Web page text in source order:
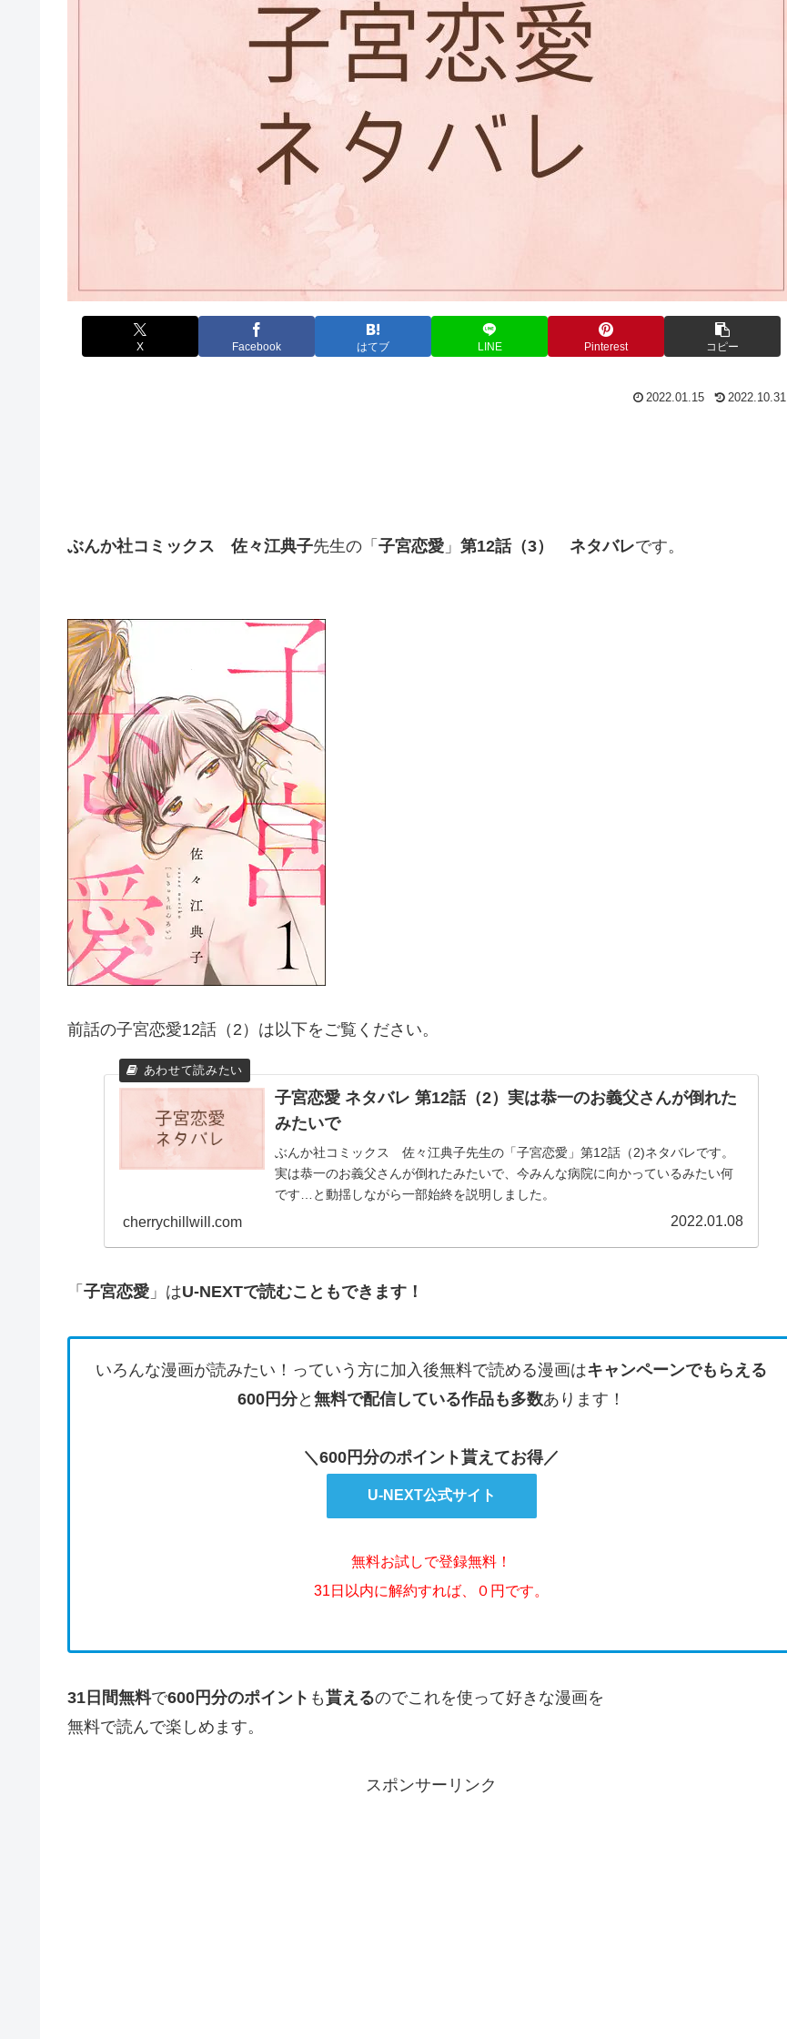
X Facebook はてブ LINE Pinterest コピー
2022.01.15 2022.10.31
ぶんか社コミックス 佐々江典子先生の「 子宮恋愛 」 第12話（3） ネタバレです。
前話の子宮恋愛12話（2）は以下をご覧ください。
子宮恋愛 ネタバレ 第12話（2）実は恭一のお義父さんが倒れた
みたいで
ぶんか社コミックス 佐々江典子先生の「子宮恋愛」第12話（2)ネタバレです。
実は恭一のお義父さんが倒れたみたいで、今みんな病院に向かっているみたい何
です…と動揺しながら一部始終を説明しました。
cherrychillwill.com 2022.01.08
「 子宮恋愛 」はU-NEXTで読むこともできます！
いろんな漫画が読みたい！っていう方に加入後無料で読める漫画はキャンペーンでもらえる
600円分と 無料で配信している作品も多数あります！
＼600円分のポイント貰えてお得／
U-NEXT公式サイト
無料お試しで登録無料！
31日以内に解約すれば、０円です。
31日間無料で600円分のポイント も貰えるのでこれを使って好きな漫画を
無料で読んで楽しめます。
スポンサーリンク